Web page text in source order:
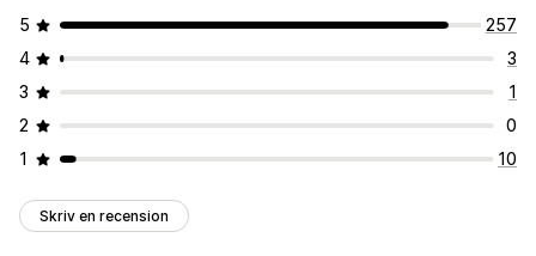
5
257
4
3
3
1
2
0
1
10
Skriv en recension